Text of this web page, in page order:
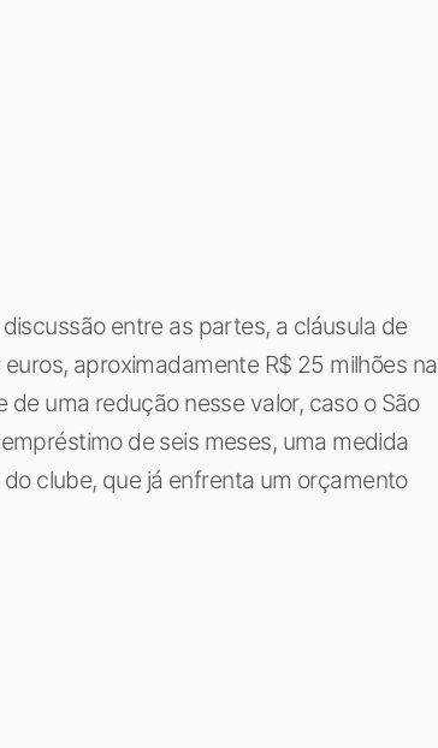
entre as partes, a cláusula de
aproximadamente R$ 25 milhões na
uma redução nesse valor, caso o São
de seis meses, uma medida
clube, que já enfrenta um orçamento